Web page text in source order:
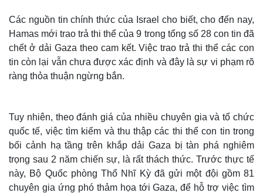
Các nguồn tin chính thức của Israel cho biết, cho đến nay,
Hamas mới trao trả thi thể của 9 trong tổng số 28 con tin đã
chết ở dải Gaza theo cam kết. Việc trao trả thi thể các con
tin còn lại vẫn chưa được xác định và đây là sự vi phạm rõ
ràng thỏa thuận ngừng bắn.
Tuy nhiên, theo đánh giá của nhiều chuyên gia và tổ chức
quốc tế, việc tìm kiếm và thu thập các thi thể con tin trong
bối cảnh hạ tầng trên khắp dải Gaza bị tàn phá nghiêm
trọng sau 2 năm chiến sự, là rất thách thức. Trước thực tế
này, Bộ Quốc phòng Thổ Nhĩ Kỳ đã gửi một đội gồm 81
chuyên gia ứng phó thảm họa tới Gaza, để hỗ trợ việc tìm